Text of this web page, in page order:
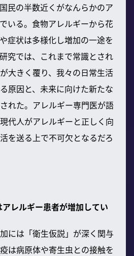
民の半数近くがなんらかのア
いる。食物アレルギーから花
症状は多様化し増加の一途を
究では、これまで常識とされ
大きく覆り、我々の日常生活
原因と、未来に向けた新たな
れた。アレルギー専門医が語
代人がアレルギーと正しく向
を送る上で不可欠となるだろ
レルギー患者が増加してい
には「衛生仮説」が深く関与
は病原体や寄生虫との接触を